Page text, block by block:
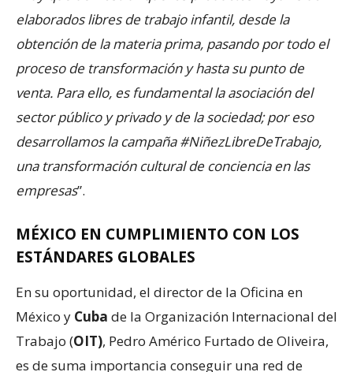
elaborados libres de trabajo infantil, desde la
obtención de la materia prima, pasando por todo el
proceso de transformación y hasta su punto de
venta. Para ello, es fundamental la asociación del
sector público y privado y de la sociedad; por eso
desarrollamos la campaña #NiñezLibreDeTrabajo,
una transformación cultural de conciencia en las
empresas”.
MÉXICO EN CUMPLIMIENTO CON LOS
ESTÁNDARES GLOBALES
En su oportunidad, el director de la Oficina en
México y Cuba de la Organización Internacional del
Trabajo (OIT), Pedro Américo Furtado de Oliveira,
es de suma importancia conseguir una red de